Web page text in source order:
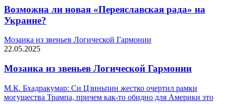
Возможна ли новая «Переяславская рада» на
Украине?
Мозаика из звеньев Логической Гармонии
22.05.2025
Мозаика из звеньев Логической Гармонии
М.К. Бхадракумар: Си Цзиньпин жестко очертил рамки
могущества Трампа, причем как-то обидно для Америки это